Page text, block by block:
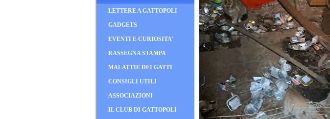
LETTERE A GATTOPOLI
GADGETS
EVENTI E CURIOSITA'
RASSEGNA STAMPA
MALATTIE DEI GATTI
CONSIGLI UTILI
ASSOCIAZIONI
IL CLUB DI GATTOPOLI